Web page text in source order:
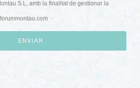
S.L, amb la finalitat de gestionar la
ENVIAR